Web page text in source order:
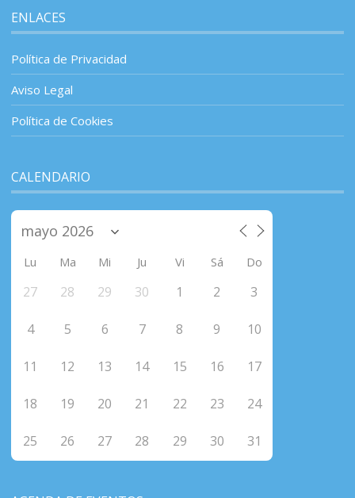
ENLACES
Política de Privacidad
Aviso Legal
Política de Cookies
CALENDARIO
Lu Ma Mi Ju Vi Sá Do
27 28 29 30 1 2 3
4 5 6 7 8 9 10
11 12 13 14 15 16 17
18 19 20 21 22 23 24
25 26 27 28 29 30 31